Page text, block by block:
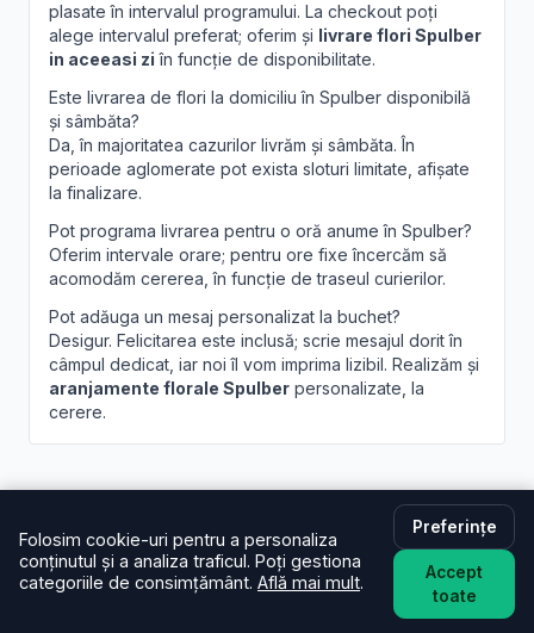
plasate în intervalul programului. La checkout poți
alege intervalul preferat; oferim și livrare flori Spulber
in aceeasi zi în funcție de disponibilitate.
Este livrarea de flori la domiciliu în Spulber disponibilă
și sâmbăta?
Da, în majoritatea cazurilor livrăm și sâmbăta. În
perioade aglomerate pot exista sloturi limitate, afișate
la finalizare.
Pot programa livrarea pentru o oră anume în Spulber?
Oferim intervale orare; pentru ore fixe încercăm să
acomodăm cererea, în funcție de traseul curierilor.
Pot adăuga un mesaj personalizat la buchet?
Desigur. Felicitarea este inclusă; scrie mesajul dorit în
câmpul dedicat, iar noi îl vom imprima lizibil. Realizăm și
aranjamente florale Spulber personalizate, la
cerere.
Brandusa.ro
Buchete cu emoție, aranjamente cu suflet. Comandă
Folosim cookie-uri pentru a personaliza
conținutul și a analiza traficul. Poți gestiona
categoriile de consimțământ. Află mai mult.
Preferințe
Accept
toate